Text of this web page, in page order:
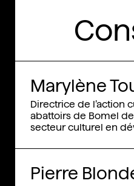
Marylène
Directrice de l’action
abattoirs de Bomel
secteur culturel en
Pierre